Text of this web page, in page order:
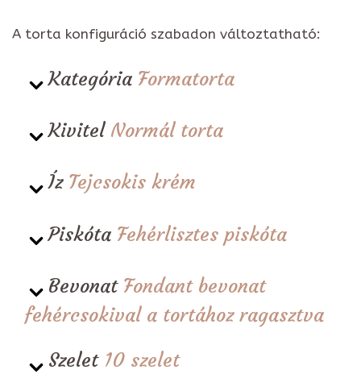
A torta konfiguráció szabadon változtatható:
Kategória Formatorta
Kivitel Normál torta
Íz Tejcsokis krém
Piskóta Fehérlisztes piskóta
Bevonat Fondant bevonat
fehércsokival a tortához ragasztva
Szelet 10 szelet